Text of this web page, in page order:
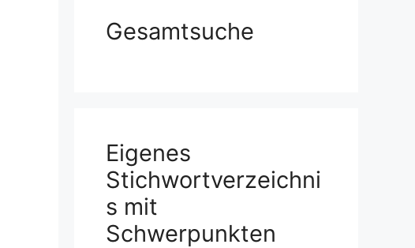
Gesamtsuche
Eigenes
Stichwortverzeichni
s mit
Schwerpunkten